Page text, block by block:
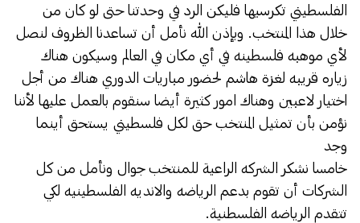
الفلسطيني تكرسيها فليكن الرد في وحدتنا حتى لو كان من
خلال هذا المنتخب. وبإذن الله نأمل أن تساعدنا الظروف لنصل
لأي موهبه فلسطينه في أي مكان في العالم وسيكون هناك
زياره قريبه لغزة هاشم لحضور مباريات الدوري هناك من أجل
اختيار ﻻعبين وهناك امور كثيرة أيضا سنقوم بالعمل عليها لأننا
نؤمن بأن تمثيل المنتخب حق لكل فلسطيني يستحق أينما
وجد
خامسا نشكر الشركه الراعية للمنتخب جوال ونأمل من كل
الشركات أن تقوم بدعم الرياضه والانديه الفلسطينيه لكي
تتقدم الرياضه الفلسطنية.